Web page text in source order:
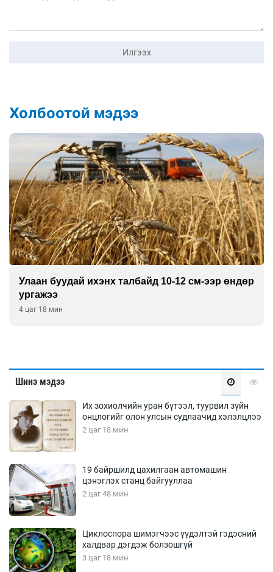
Илгээх
Холбоотой мэдээ
Улаан буудай ихэнх талбайд 10-12 см-ээр өндөр
ургажээ
4 цаг 18 мин
Шинэ мэдээ
Их зохиолчийн уран бүтээл, туурвил зүйн
онцлогийг олон улсын судлаачид хэлэлцлээ
2 цаг 18 мин
19 байршилд цахилгаан автомашин
цэнэглэх станц байгууллаа
2 цаг 48 мин
Циклоспора шимэгчээс үүдэлтэй гэдэсний
халдвар дэгдэж болзошгүй
3 цаг 18 мин